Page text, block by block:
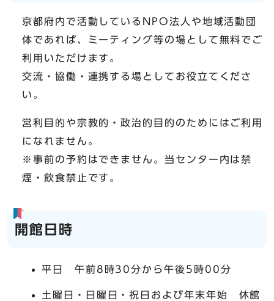
京都府内で活動しているNPO法人や地域活動団
体であれば、ミーティング等の場として無料でご
利用いただけます。
交流・協働・連携する場としてお役立てくださ
い。
営利目的や宗教的・政治的目的のためにはご利用
になれません。
※事前の予約はできません。当センター内は禁
煙・飲食禁止です。
開館日時
平日 午前8時30分から午後5時00分
土曜日・日曜日・祝日および年末年始 休館